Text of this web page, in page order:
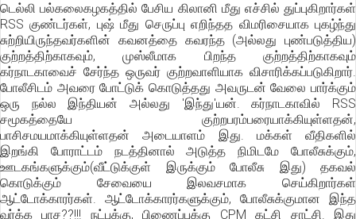
டெல்லி பல்கலைகழகத்தில் பேசிய கிலானி மீது எச்சில் துப்புகிறார்கள்
RSS குண்டர்கள், புஷ் மீது செருப்பு எறிந்தத விமரிசையாக புகழ்ந்து
சுற்றியிருந்தவர்களின் கவனத்தை கவரந்த (அல்லது புண்படுத்திய)
குற்றத்திற்காகவும், முஸ்லீமாக பிறந்த குற்றத்திற்காகவும்
கர்நாடகாவைச் சேர்ந்த ஒருவர் குற்றவாளியாக விசாரிக்கப்படுகிறார்.
போலீசிடம் அவரை போட்டுக் கொடுத்தது அவருடன் வேலை பார்க்கும்
ஒரு நல்ல இந்தியன் அல்லது 'இந்து'யன். கர்நாடகாவில் RSS
சமூகத்தையே குற்றபரம்பரையாக்கியுள்ளதன்,
பாசிசமயமாக்கியுள்ளதன் அடையாளம் இது. மக்கள் வீதிகளில்
இறங்கி போராட்டம் நடத்தினால் அடுத்த நிமிடமே போலீசுக்கும்,
ஊடகங்களுக்கும்(வீட்டுக்குள் இருக்கும் போலீசு இது) தகவல்
கொடுக்கும் சேவையை இலவசமாக செய்கிறார்கள்
ஆட்டோக்காரர்கள். ஆட்டோக்காரர்களுக்கும், போலீசுக்குமான இந்த
வர்க்க பாச??!!! நட்புக்கு, பிணைப்புக்கு CPM கட்சி சாட்சி. இது